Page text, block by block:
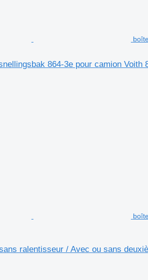
864-3e pour camion Voith
ralentisseur / Avec ou sans